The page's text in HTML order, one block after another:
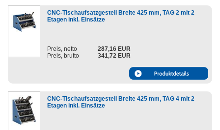
CNC-Tischaufsatzgestell Breite 425 mm, TAG 2 mit 2
Etagen inkl. Einsätze
Preis, netto
287,16 EUR
Preis, brutto
341,72 EUR
CNC-Tischaufsatzgestell Breite 425 mm, TAG 4 mit 2
Etagen inkl. Einsätze